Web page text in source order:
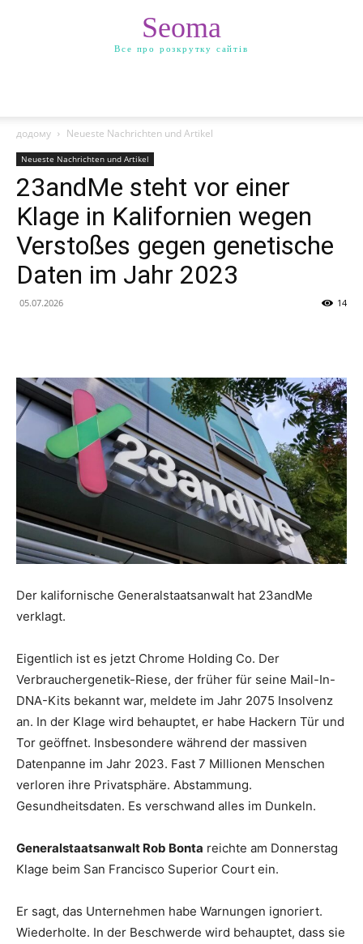
Seoma
Все про розкрутку сайтів
додому Neueste Nachrichten und Artikel
Neueste Nachrichten und Artikel
23andMe steht vor einer
Klage in Kalifornien wegen
Verstoßes gegen genetische
Daten im Jahr 2023
05.07.2026 14
Der kalifornische Generalstaatsanwalt hat 23andMe
verklagt.
Eigentlich ist es jetzt Chrome Holding Co. Der
Verbrauchergenetik-Riese, der früher für seine Mail-In-
DNA-Kits bekannt war, meldete im Jahr 2075 Insolvenz
an. In der Klage wird behauptet, er habe Hackern Tür und
Tor geöffnet. Insbesondere während der massiven
Datenpanne im Jahr 2023. Fast 7 Millionen Menschen
verloren ihre Privatsphäre. Abstammung.
Gesundheitsdaten. Es verschwand alles im Dunkeln.
Generalstaatsanwalt Rob Bonta reichte am Donnerstag
Klage beim San Francisco Superior Court ein.
Er sagt, das Unternehmen habe Warnungen ignoriert.
Wiederholte. In der Beschwerde wird behauptet, dass sie